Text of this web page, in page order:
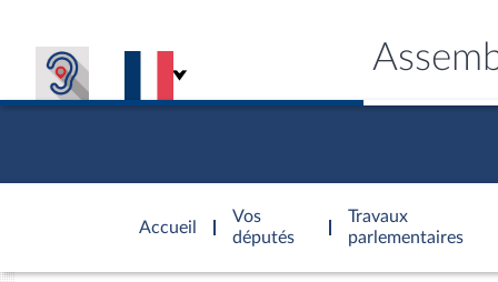
Accueil
d'accueil
Vos
députés
Travaux
parlementaires